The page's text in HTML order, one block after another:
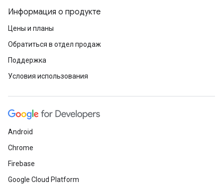
Информация о продукте
Цены и планы
Обратиться в отдел продаж
Поддержка
Условия использования
Android
Chrome
Firebase
Google Cloud Platform